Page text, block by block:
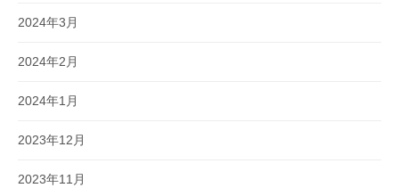
2024年3月
2024年2月
2024年1月
2023年12月
2023年11月